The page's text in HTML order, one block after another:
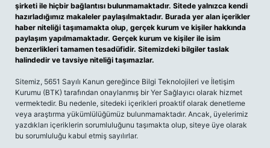
şirketi ile hiçbir bağlantısı bulunmamaktadır. Sitede yalnızca kendi
hazırladığımız makaleler paylaşılmaktadır. Burada yer alan içerikler
haber niteliği taşımamakta olup, gerçek kurum ve kişiler hakkında
paylaşım yapılmamaktadır. Gerçek kurum ve kişiler ile isim
benzerlikleri tamamen tesadüfidir. Sitemizdeki bilgiler taslak
halindedir ve tavsiye niteliği taşımazlar.
Sitemiz, 5651 Sayılı Kanun gereğince Bilgi Teknolojileri ve İletişim
Kurumu (BTK) tarafından onaylanmış bir Yer Sağlayıcı olarak hizmet
vermektedir. Bu nedenle, sitedeki içerikleri proaktif olarak denetleme
veya araştırma yükümlülüğümüz bulunmamaktadır. Ancak, üyelerimiz
yazdıkları içeriklerin sorumluluğunu taşımakta olup, siteye üye olarak
bu sorumluluğu kabul etmiş sayılırlar.